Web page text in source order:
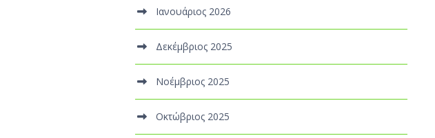
Ιανουάριος 2026
Δεκέμβριος 2025
Νοέμβριος 2025
Οκτώβριος 2025